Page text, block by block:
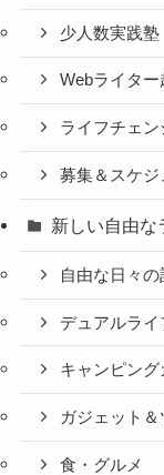
少人数実践塾
Webライター
ライフチェン
募集＆スケジ
新しい自由な
自由な日々の
デュアルラ
キャンピン
ガジェット＆
食・グルメ